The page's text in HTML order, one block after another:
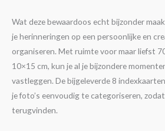
Wat deze bewaardoos echt bijzonder
je herinneringen op een persoonlijke en
organiseren. Met ruimte voor maar liefst
10×15 cm, kun je al je bijzondere
vastleggen. De bijgeleverde 8
je foto’s eenvoudig te categoriseren,
terugvinden.